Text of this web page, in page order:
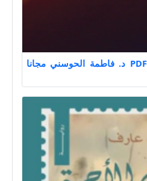
تحميل كتاب قضاء وقدر PDF د. فاطمة الحوسني مجانا